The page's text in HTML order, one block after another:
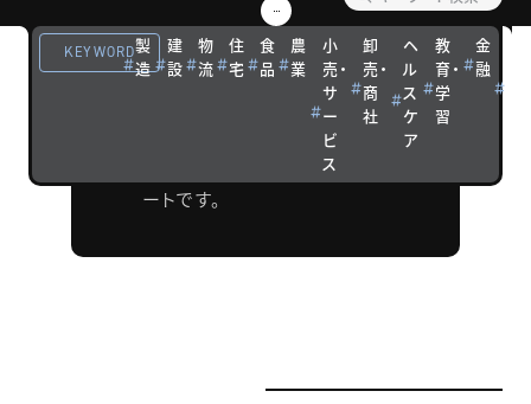
KEYWORD製
造
建
設
物
流
住
宅
食
品
農
業
小
売・
サ
ー
ビ
ス
卸
売・
商
社
ヘ
ル
ス
ケ
ア
教
育・
学
習
金
融
ト
ートです。